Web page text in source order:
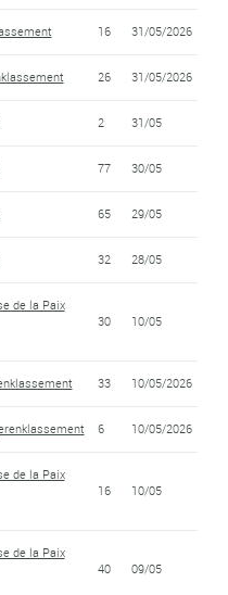
16 31/05/2026
26 31/05/2026
2 31/05
77 30/05
65 29/05
32 28/05
de la Paix
30 10/05
33 10/05/2026
6 10/05/2026
de la Paix
16 10/05
de la Paix
40 09/05